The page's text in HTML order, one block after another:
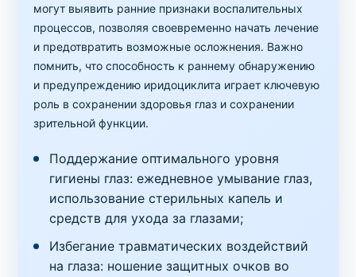
могут выявить ранние признаки воспалительных
процессов, позволяя своевременно начать лечение
и предотвратить возможные осложнения. Важно
помнить, что способность к раннему обнаружению
и предупреждению иридоциклита играет ключевую
роль в сохранении здоровья глаз и сохранении
зрительной функции.
Поддержание оптимального уровня
гигиены глаз: ежедневное умывание глаз,
использование стерильных капель и
средств для ухода за глазами;
Избегание травматических воздействий
на глаза: ношение защитных очков во